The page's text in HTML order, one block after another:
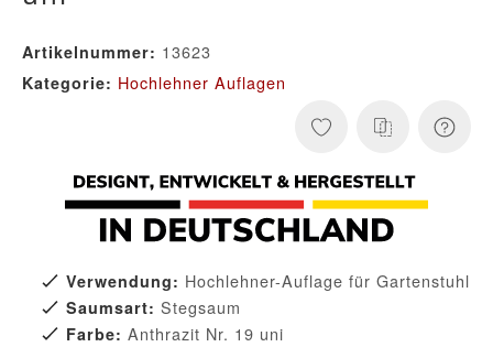
Artikelnummer: 13623
Kategorie: Hochlehner Auflagen
Verwendung: Hochlehner-Auflage für Gartenstuhl
Saumsart: Stegsaum
Farbe: Anthrazit Nr. 19 uni